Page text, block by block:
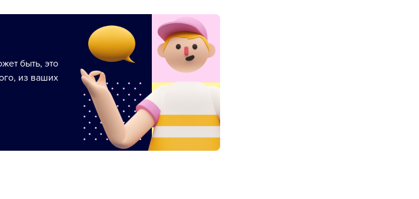
быть, это
из ваших